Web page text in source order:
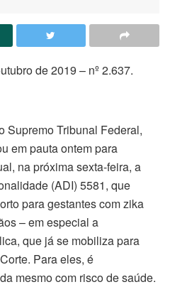
de 2019 – nº 2.637.
Supremo Tribunal Federal,
em pauta ontem para
na próxima sexta-feira, a
(ADI) 5581, que
para gestantes com zika
– em especial a
que já se mobiliza para
Para eles, é
mesmo com risco de saúde.